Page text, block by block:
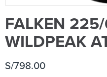
FALKEN
WILDPEAK
S/798.00